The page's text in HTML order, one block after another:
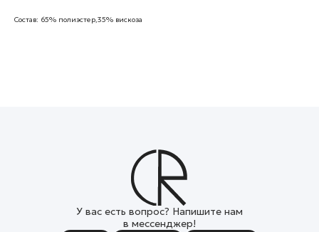
Состав: 65% полиэстер,35% вискоза
У вас есть вопрос? Напишите нам
в мессенджер!